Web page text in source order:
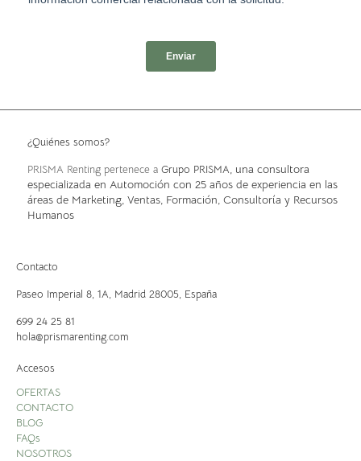
¿Quiénes somos?
PRISMA Renting pertenece a Grupo PRISMA, una consultora
especializada en Automoción con 25 años de experiencia en las
áreas de Marketing, Ventas, Formación, Consultoría y Recursos
Humanos
Contacto
Paseo Imperial 8, 1A, Madrid 28005, España
699 24 25 81
hola@prismarenting.com
Accesos
OFERTAS
CONTACTO
BLOG
FAQs
NOSOTROS